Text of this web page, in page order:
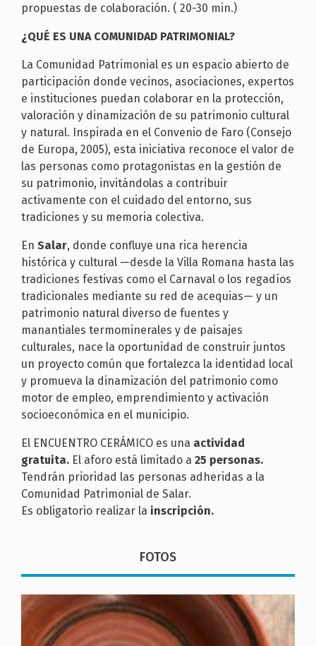
propuestas de colaboración. ( 20-30 min.)
¿QUÉ ES UNA COMUNIDAD PATRIMONIAL?
La Comunidad Patrimonial es un espacio abierto de
participación donde vecinos, asociaciones, expertos
e instituciones puedan colaborar en la protección,
valoración y dinamización de su patrimonio cultural
y natural. Inspirada en el Convenio de Faro (Consejo
de Europa, 2005), esta iniciativa reconoce el valor de
las personas como protagonistas en la gestión de
su patrimonio, invitándolas a contribuir
activamente con el cuidado del entorno, sus
tradiciones y su memoria colectiva.
En Salar, donde confluye una rica herencia
histórica y cultural —desde la Villa Romana hasta las
tradiciones festivas como el Carnaval o los regadíos
tradicionales mediante su red de acequias— y un
patrimonio natural diverso de fuentes y
manantiales termominerales y de paisajes
culturales, nace la oportunidad de construir juntos
un proyecto común que fortalezca la identidad local
y promueva la dinamización del patrimonio como
motor de empleo, emprendimiento y activación
socioeconómica en el municipio.
El ENCUENTRO CERÁMICO es una actividad
gratuita. El aforo está limitado a 25 personas.
Tendrán prioridad las personas adheridas a la
Comunidad Patrimonial de Salar.
Es obligatorio realizar la inscripción.
FOTOS